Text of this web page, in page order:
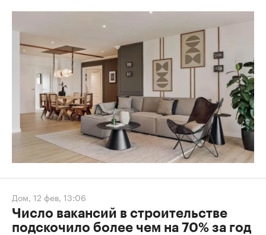
Дом, 12 фев, 13:06
Число вакансий в строительстве
подскочило более чем на 70% за год